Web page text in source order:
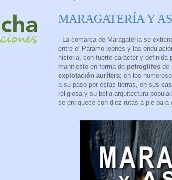
MARAGATERÍA Y
La comarca de Maragatería se
entre el Páramo leonés y las
historia, con fuerte carácter y definida
manifiesto en forma de petroglifos de
explotación aurífera; en los
a su paso por estas tierras, en sus
religiosa y su bella arquitectura
se enriquece con diez rutas a pie